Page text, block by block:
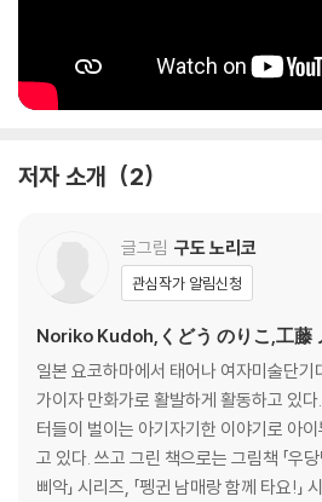
저자 소개 2
글그림 구도 노리코
관심작가 알림신청
Noriko Kudoh,くどう のりこ,工藤
일본 요코하마에서 태어나 여자미술단
가이자 만화가로 활발하게 활동하고 있
터들이 벌이는 아기자기한 이야기로 아
고 있다. 쓰고 그린 책으로는 그림책 「우당
삐악」 시리즈, 「펭귄 남매랑 함께 타요!」